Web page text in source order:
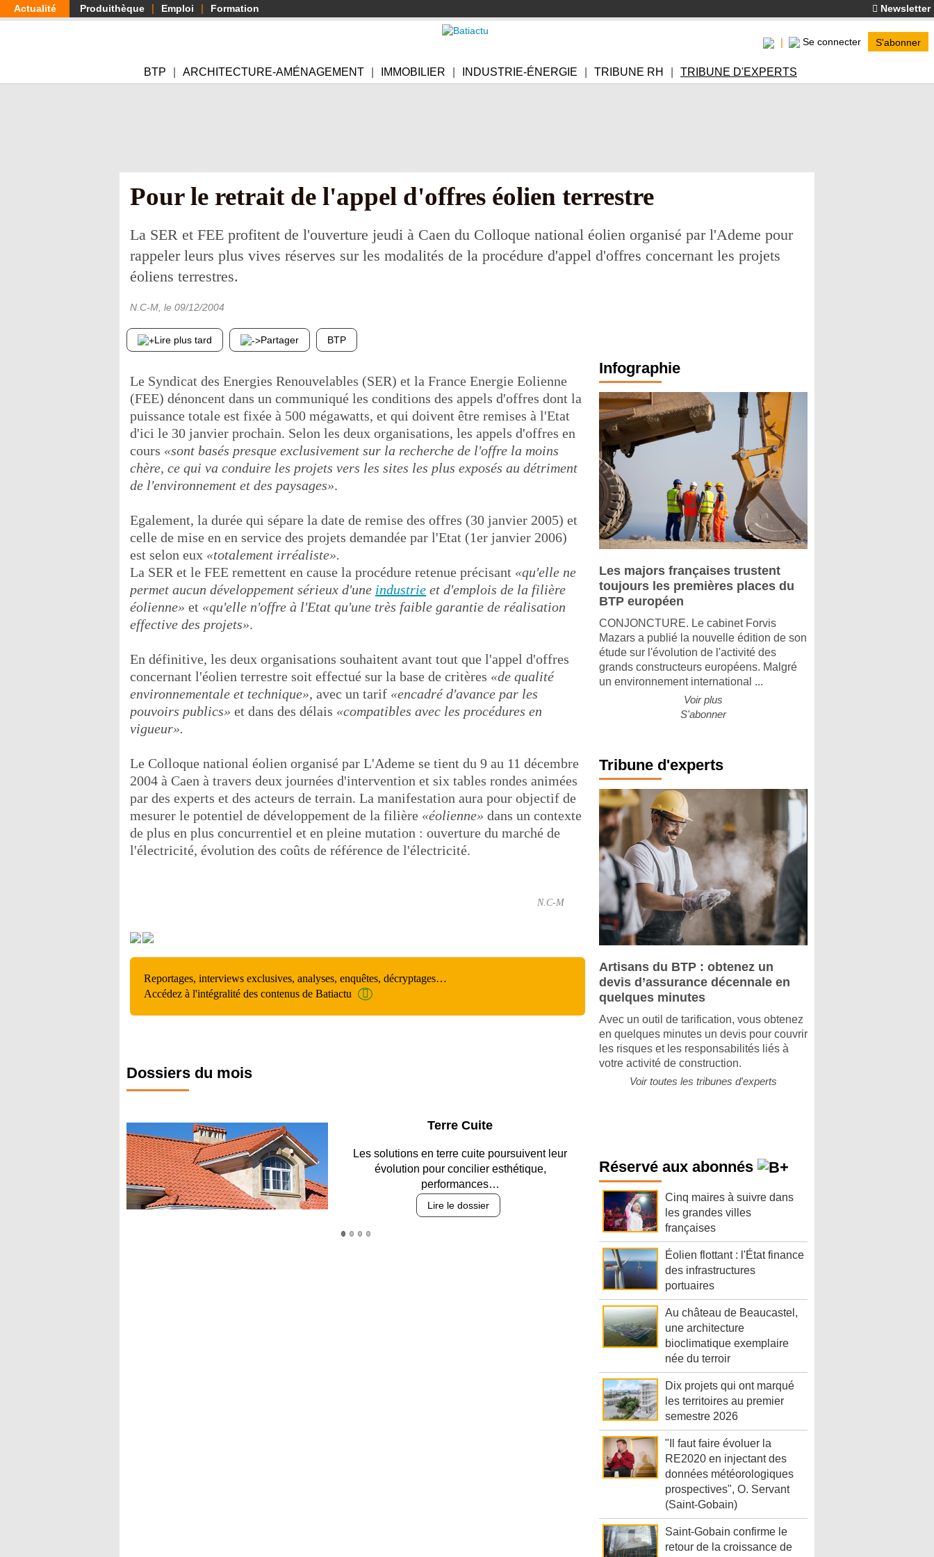
Aller
au
Actualité Produithèque Emploi Formation Newsletter
Se connecter S'abonner
BTP ARCHITECTURE-AMÉNAGEMENT IMMOBILIER INDUSTRIE-ÉNERGIE TRIBUNE RH TRIBUNE D'EXPERTS
Pour le retrait de l'appel d'offres éolien terrestre
La SER et FEE profitent de l'ouverture jeudi à Caen du Colloque national éolien organisé par l'Ademe pour
rappeler leurs plus vives réserves sur les modalités de la procédure d'appel d'offres concernant les projets
éoliens terrestres.
N.C-M , le 09/12/2004
Lire plus tard Partager BTP
Le Syndicat des Energies Renouvelables (SER) et la France Energie Eolienne
(FEE) dénoncent dans un communiqué les conditions des appels d'offres dont la
puissance totale est fixée à 500 mégawatts, et qui doivent être remises à l'Etat
d'ici le 30 janvier prochain. Selon les deux organisations, les appels d'offres en
cours «sont basés presque exclusivement sur la recherche de l'offre la moins
chère, ce qui va conduire les projets vers les sites les plus exposés au détriment
de l'environnement et des paysages».
Egalement, la durée qui sépare la date de remise des offres (30 janvier 2005) et
celle de mise en en service des projets demandée par l'Etat (1er janvier 2006)
est selon eux «totalement irréaliste».
La SER et le FEE remettent en cause la procédure retenue précisant «qu'elle ne
permet aucun développement sérieux d'une industrie et d'emplois de la filière
éolienne» et «qu'elle n'offre à l'Etat qu'une très faible garantie de réalisation
effective des projets».
En définitive, les deux organisations souhaitent avant tout que l'appel d'offres
concernant l'éolien terrestre soit effectué sur la base de critères «de qualité
environnementale et technique», avec un tarif «encadré d'avance par les
pouvoirs publics» et dans des délais «compatibles avec les procédures en
vigueur».
Le Colloque national éolien organisé par L'Ademe se tient du 9 au 11 décembre
2004 à Caen à travers deux journées d'intervention et six tables rondes animées
par des experts et des acteurs de terrain. La manifestation aura pour objectif de
mesurer le potentiel de développement de la filière «éolienne» dans un contexte
de plus en plus concurrentiel et en pleine mutation : ouverture du marché de
l'électricité, évolution des coûts de référence de l'électricité.
N.C-M
Reportages, interviews exclusives, analyses, enquêtes, décryptages…
Accédez à l'intégralité des contenus de Batiactu
Dossiers du mois
Parking et garages
Entre circulation, sécurisation des accès, durabilité
des revêtements et intégration…
Lire le dossier
Infographie
Les majors françaises trustent
toujours les premières places du
BTP européen
CONJONCTURE. Le cabinet Forvis
Mazars a publié la nouvelle édition de son
étude sur l'évolution de l'activité des
grands constructeurs européens. Malgré
un environnement international ...
Voir plus
S'abonner
Tribune d'experts
Artisans du BTP : obtenez un
devis d’assurance décennale en
quelques minutes
Avec un outil de tarification, vous obtenez
en quelques minutes un devis pour couvrir
les risques et les responsabilités liés à
votre activité de construction.
Voir toutes les tribunes d'experts
Réservé aux abonnés
Cinq maires à suivre dans
les grandes villes
françaises
Éolien flottant : l'État finance
des infrastructures
portuaires
Au château de Beaucastel,
une architecture
bioclimatique exemplaire
née du terroir
Dix projets qui ont marqué
les territoires au premier
semestre 2026
"Il faut faire évoluer la
RE2020 en injectant des
données météorologiques
prospectives", O. Servant
(Saint-Gobain)
Saint-Gobain confirme le
retour de la croissance de